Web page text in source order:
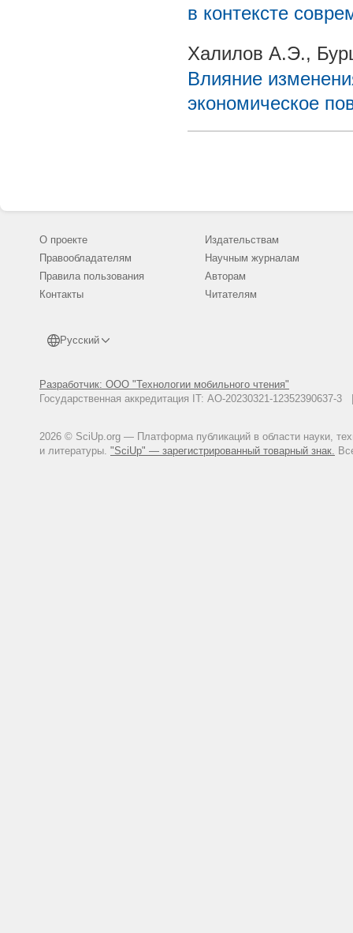
в контексте
Халилов А.Э.,
Влияние
экономическое
О проекте
Правообладателям
Правила пользования
Контакты
Русский
Разработчик: ООО "Технологии мобильного чтения"
Государственная аккредитация IT: АО-20230321-
2026 © SciUp.org — Платформа публикаций в области науки,
и литературы. "SciUp" — зарегистрированный товарный знак.
Издательствам
Научным журналам
Авторам
Читателям